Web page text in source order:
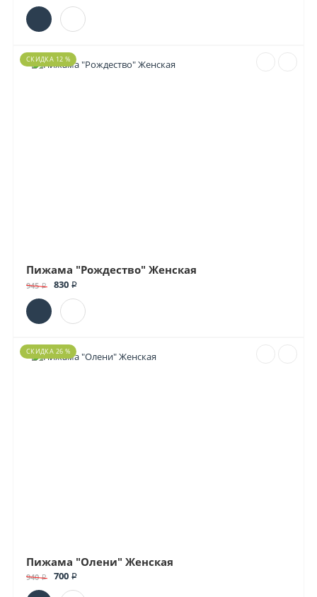
СКИДКА 12 %
Пижама "Рождество" Женская
945 ₽ 830 ₽
СКИДКА 26 %
Пижама "Олени" Женская
940 ₽ 700 ₽